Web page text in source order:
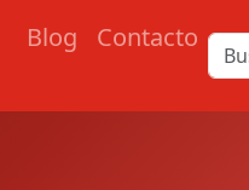
Blog Contacto